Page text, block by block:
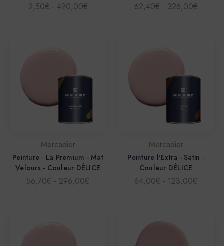
2,50€ - 490,00€ 62,40€ - 326,00€
Mercadier
Peinture - La Premium - Mat
Velours - Couleur DÉLICE
56,70€ - 296,00€
Mercadier
Peinture l'Extra - Satin -
Couleur DÉLICE
64,00€ - 123,00€